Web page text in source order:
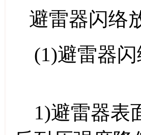
避雷器闪络
(1)避雷器闪
1)避雷器表